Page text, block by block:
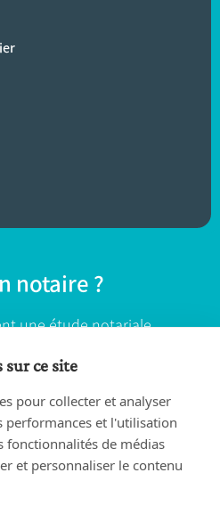
notaire ?
une étude notariale
sur ce site
pour collecter et analyser
performances et l'utilisation
fonctionnalités de médias
et personnaliser le contenu